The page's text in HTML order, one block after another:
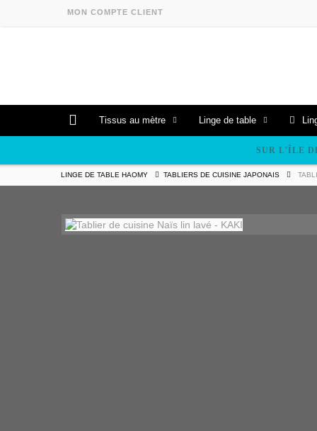
MON COMPTE CLIENT
Tissus au mètre Linge de table
SUR L'ÎLE
LINGE DE TABLE HAOMY TABLIERS DE CUISINE JAPONAIS